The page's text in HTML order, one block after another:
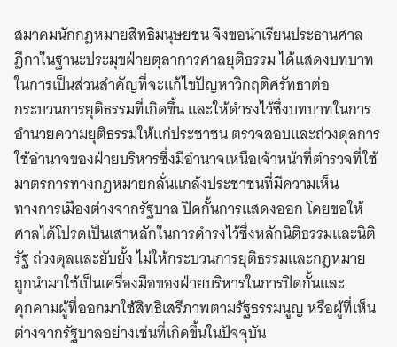
สมาคมนักกฎหมายสิทธิมนุษยชน จึงขอนำเรียนประธานศาล
ฎีกาในฐานะประมุขฝ่ายตุลาการศาลยุติธรรม ได้แสดงบทบาท
ในการเป็นส่วนสำคัญที่จะแก้ไขปัญหาวิกฤติศรัทธาต่อ
กระบวนการยุติธรรมที่เกิดขึ้น และให้ดำรงไว้ซึ่งบทบาทในการ
อำนวยความยุติธรรมให้แก่ประชาชน ตรวจสอบและถ่วงดุลการ
ใช้อำนาจของฝ่ายบริหารซึ่งมีอำนาจเหนือเจ้าหน้าที่ตำรวจที่ใช้
มาตรการทางกฎหมายกลั่นแกล้งประชาชนที่มีความเห็น
ทางการเมืองต่างจากรัฐบาล ปิดกั้นการแสดงออก โดยขอให้
ศาลได้โปรดเป็นเสาหลักในการดำรงไว้ซึ่งหลักนิติธรรมและนิติ
รัฐ ถ่วงดุลและยับยั้ง ไม่ให้กระบวนการยุติธรรมและกฎหมาย
ถูกนำมาใช้เป็นเครื่องมือของฝ่ายบริหารในการปิดกั้นและ
คุกคามผู้ที่ออกมาใช้สิทธิเสรีภาพตามรัฐธรรมนูญ หรือผู้ที่เห็น
ต่างจากรัฐบาลอย่างเช่นที่เกิดขึ้นในปัจจุบัน